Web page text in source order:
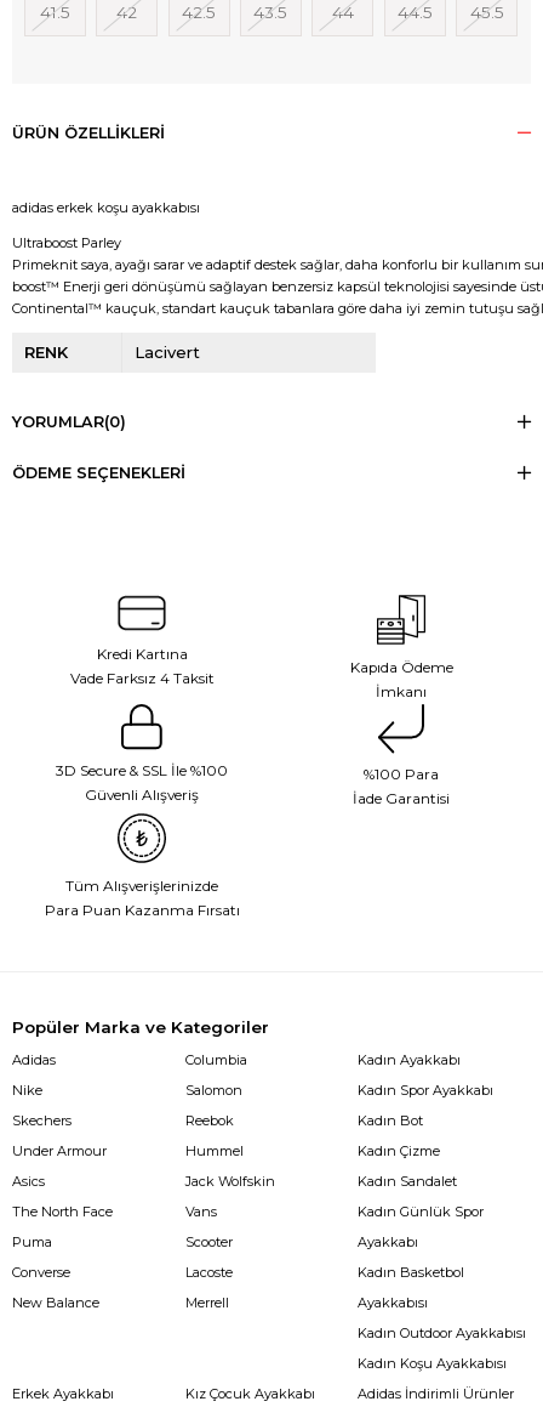
41.5 42 42.5 43.5 44 44.5 45.5
ÜRÜN ÖZELLIKLERI
adidas erkek koşu ayakkabısı
Ultraboost Parley
Primeknit saya, ayağı sarar ve adaptif destek sağlar, daha konforlu bir kullanım
boost™ Enerji geri dönüşümü sağlayan benzersiz kapsül teknolojisi sayesinde
Continental™ kauçuk, standart kauçuk tabanlara göre daha iyi zemin tutuşu
RENK Lacivert
YORUMLAR(0)
ÖDEME SEÇENEKLERI
Kredi Kartına
Vade Farksız 4 Taksit
Kapıda Ödeme
İmkanı
3D Secure & SSL İle %100
Güvenli Alışveriş
%100 Para
İade Garantisi
Tüm Alışverişlerinizde
Para Puan Kazanma Fırsatı
Popüler Marka ve Kategoriler
Adidas
Nike
Skechers
Under Armour
Asics
The North Face
Puma
Converse
New Balance
Columbia
Salomon
Reebok
Hummel
Jack Wolfskin
Vans
Scooter
Lacoste
Merrell
Kadın Ayakkabı
Kadın Spor Ayakkabı
Kadın Bot
Kadın Çizme
Kadın Sandalet
Kadın Günlük Spor
Ayakkabı
Kadın Basketbol
Ayakkabısı
Kadın Outdoor Ayakkabısı
Kadın Koşu Ayakkabısı
Erkek Ayakkabı
Kız Çocuk Ayakkabı
Adidas İndirimli Ürünler